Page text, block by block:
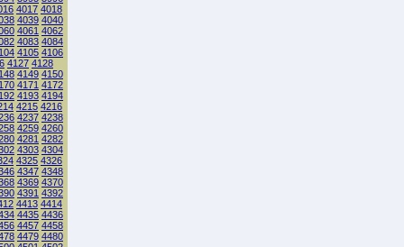
4017 4018
4039 4040
4061 4062
4083 4084
4105 4106
4127 4128
4149 4150
4171 4172
4193 4194
4215 4216
4237 4238
4259 4260
4281 4282
4303 4304
4325 4326
4347 4348
4369 4370
4391 4392
4413 4414
4435 4436
4457 4458
4479 4480